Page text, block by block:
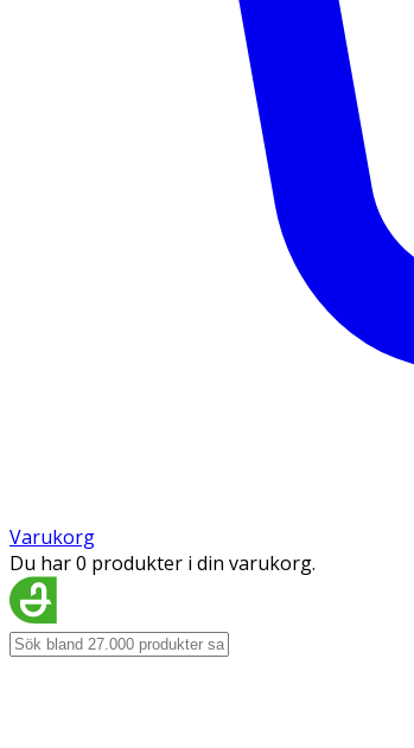
Varukorg
Du har 0 produkter i din varukorg.